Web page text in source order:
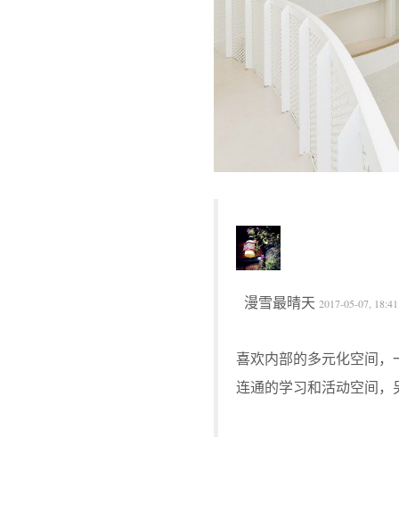
漫雪最晴天 2017-05-07,
喜欢内部的多元化空间
连通的学习和活动空间